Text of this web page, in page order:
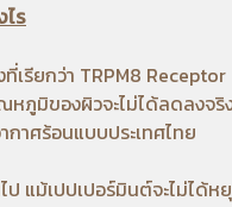
ร
เรียกว่า TRPM8 Receptor
หภูมิของผิวจะไม่ได้ลดลงจริ
าศร้อนแบบประเทศไทย
แม้เปปเปอร์มินต์จะไม่ไ